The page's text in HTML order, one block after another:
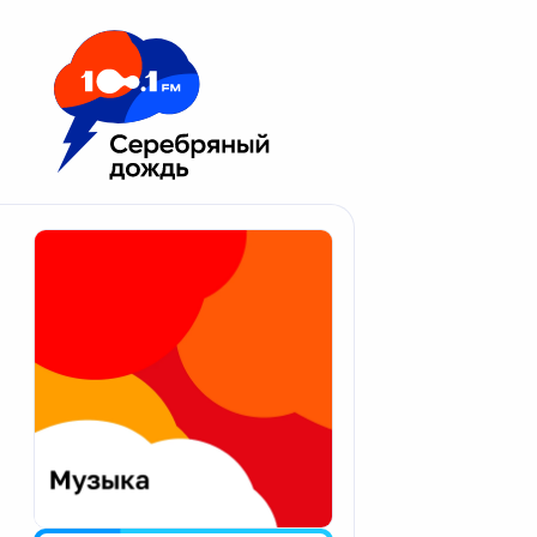
Москва 100.1 FM
Апатиты
Екатеринбург
Калининград
Калуга